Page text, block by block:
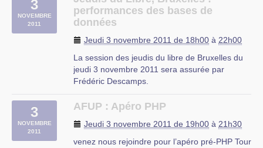
nouveaux appareils.
Ce cours a pour but de vous faire découvrir ce
3
NOVEMBRE
2011
performances des bases de
données
Jeudi 3 novembre 2011 de 18h00 à 22h00
La session des jeudis du libre de Bruxelles du
jeudi 3 novembre 2011 sera assurée par
Frédéric Descamps.
de données. Quels sont les problèmes qui se
méthodes et quels outils peut-on mettre en
oeuvre pour y (…)
3
NOVEMBRE
2011
AFUP : Apéro PHP
Jeudi 3 novembre 2011 de 19h00 à 21h30
venez nous rejoindre pour l’apéro pré-PHP Tour